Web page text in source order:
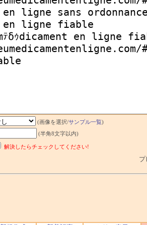
(画像を選択/サンプル一覧)
(半角8文字以内)
解決したらチェックしてください!
プ